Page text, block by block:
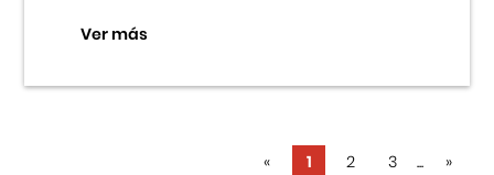
Ver más
« 1 2 3 ... »